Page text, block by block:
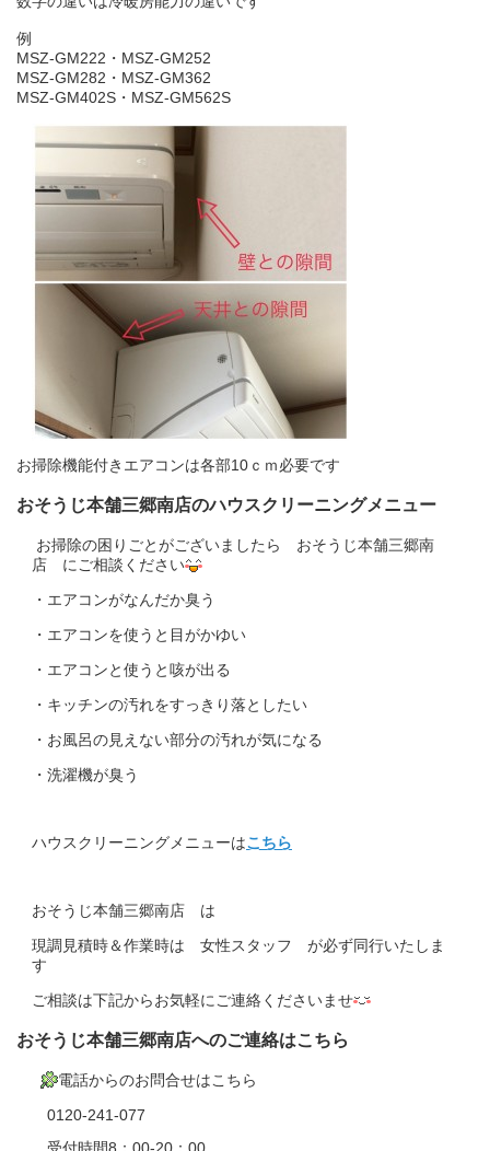
例
MSZ-GM222・MSZ-GM252
MSZ-GM282・MSZ-GM362
MSZ-GM402S・MSZ-GM562S
お掃除機能付きエアコンは各部10ｃｍ必要です
おそうじ本舗三郷南店のハウスクリーニングメニュー
お掃除の困りごとがございましたら おそうじ本舗三郷南
店 にご相談ください
・エアコンがなんだか臭う
・エアコンを使うと目がかゆい
・エアコンと使うと咳が出る
・キッチンの汚れをすっきり落としたい
・お風呂の見えない部分の汚れが気になる
・洗濯機が臭う
ハウスクリーニングメニューはこちら
おそうじ本舗三郷南店 は
現調見積時＆作業時は 女性スタッフ が必ず同行いたしま
す
ご相談は下記からお気軽にご連絡くださいませ
おそうじ本舗三郷南店へのご連絡はこちら
電話からのお問合せはこちら
0120-241-077
受付時間8：00-20：00